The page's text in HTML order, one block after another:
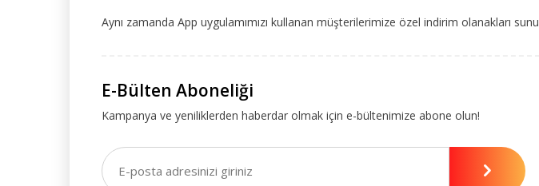
Aynı zamanda App uygulamımızı kullanan müşterilerimize özel indirim olanakları
E-Bülten Aboneliği
Kampanya ve yeniliklerden haberdar olmak için e-bültenimize abone olun!